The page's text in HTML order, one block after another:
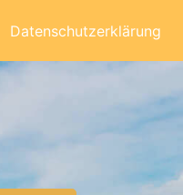
Datenschutzerklärung